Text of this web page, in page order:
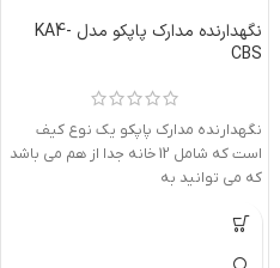
نگهدارنده مدارک پاپکو مدل KA4-
CBS
نگهدارنده مدارک پاپکو یک نوع کیف
است که شامل 12 خانه جدا از هم می باشد
که می توانید به